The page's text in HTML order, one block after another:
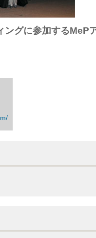
ングに参加するMeP